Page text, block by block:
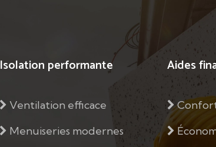
Isolation performante
Ventilation efficace
Menuiseries modernes
Aides